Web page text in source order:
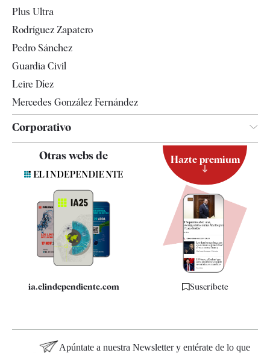
Televisión
Plus Ultra
Rodríguez Zapatero
Pedro Sánchez
Guardia Civil
Leire Díez
Mercedes González Fernández
Corporativo
Quiénes somos
Especificaciones
Otras webs de
ia.elindependiente.com
Hazte premium
Suscríbete
Apúntate a nuestra Newsletter y entérate de lo que